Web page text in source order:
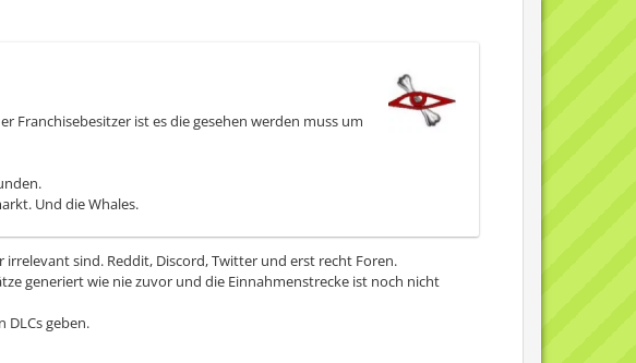
Franchisebesitzer ist es die gesehen werden muss um
Und die Whales.
sind. Reddit, Discord, Twitter und erst recht Foren.
generiert wie nie zuvor und die Einnahmenstrecke ist noch nicht
DLCs geben.